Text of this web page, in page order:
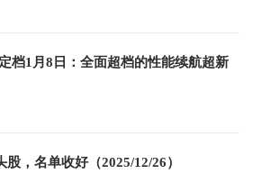
档1月8日：全面超档的性能续航超新
，名单收好（2025/12/26）